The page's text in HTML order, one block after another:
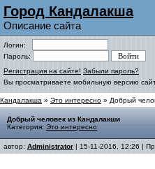
Город Кандалакша
Описание сайта
Логин:
Пароль:
Регистрация на сайте! Забыли пароль?
Вы просматриваете мобильную версию
Кандалакша » Это интересно » Добрый
Добрый человек из Кандалакши
Категория: Это интересно
автор: Administrator | 15-11-2016, 12:26 |